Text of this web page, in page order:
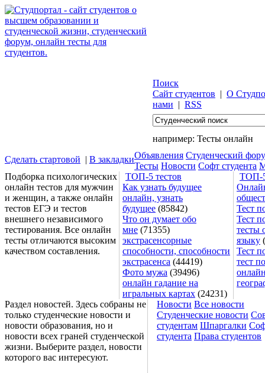
Поиск
Сайт студентов | О
нами | RSS
например: Тесты онлайн
Сделать стартовой | В закладкиОбъявления Студенческий
Тесты Новости Софт студента
Подборка психологических
онлайн тестов для мужчин
и женщин, а также онлайн
тестов ЕГЭ и тестов
внешнего независимого
тестирования. Все онлайн
тесты отличаются высоким
качеством составления.
ТОП-5 тестов
ТОП-
Как узнать будущее
онлайн, узнать
будущее (85842)
Что он думает обо
мне (71355)
экстрасенсорные
способности, способности
экстрасенса (44419)
Фото мужа (39496)
онлайн гадание на
игральных картах (24231)
Тест
Тест
тесты
языку
Тест
тест
Раздел новостей. Здесь собраны не
только студенческие новости и
новости образования, но и
новости всех граней студенческой
жизни. Выберите раздел, новости
которого вас интересуют.
Новости Все новости
Студенческие новости
студентам Шпаргалки
студента Права студентов